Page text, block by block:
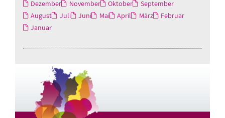
Dezember November Oktober
September
August
Juli Juni Mai April März
Februar
Januar